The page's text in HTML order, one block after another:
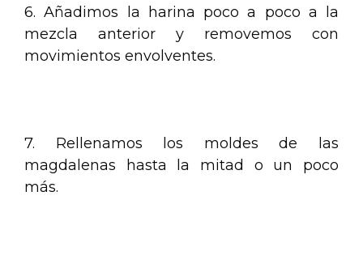
6. Añadimos la harina poco a poco a la
mezcla anterior y removemos con
movimientos envolventes.
7. Rellenamos los moldes de las
magdalenas hasta la mitad o un poco
más.